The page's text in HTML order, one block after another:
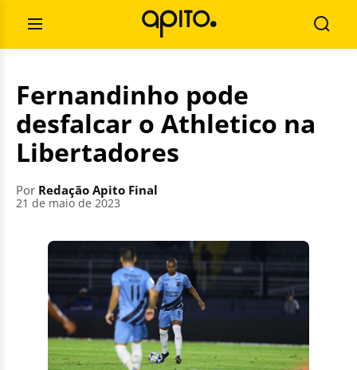
conteúdo
Abrir
Menu
por:
Fernandinho pode
desfalcar o Athletico na
Libertadores
Por Redação Apito Final
21 de maio de 2023